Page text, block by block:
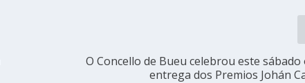
O Concello de Bueu celebrou este sábado
entrega dos Premios Johán